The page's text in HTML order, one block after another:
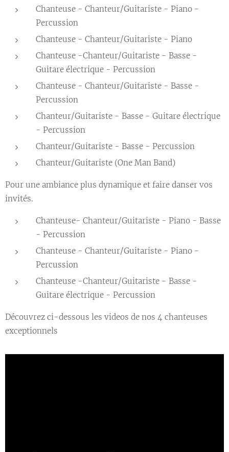
Chanteuse - Chanteur/Guitariste - Piano -
Percussion
Chanteuse - Chanteur/Guitariste - Piano
Chanteuse -Chanteur/Guitariste - Basse -
Guitare électrique - Percussion
Chanteuse - Chanteur/Guitariste - Basse -
Percussion
Chanteur/Guitariste - Basse - Guitare électrique
- Percussion
Chanteur/Guitariste - Basse - Percussion
Chanteur/Guitariste (One Man Band)
Pour une ambiance plus dynamique et faire danser vos
invités.
Chanteuse- Chanteur/Guitariste - Piano - Basse
- Percussion
Chanteuse - Chanteur/Guitariste - Piano -
Percussion
Chanteuse -Chanteur/Guitariste - Basse -
Guitare électrique - Percussion
Découvrez ci-dessous les videos de nos 4 chanteuses
exceptionnels